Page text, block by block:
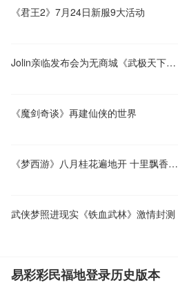
《君王2》7月24日新服9大活动
Jolin亲临发布会为无商城《武极天下》助阵
《魔剑奇谈》再建仙侠的世界
《梦西游》八月桂花遍地开 十里飘香入城来
武侠梦照进现实《铁血武林》激情封测
易彩彩民福地登录历史版本